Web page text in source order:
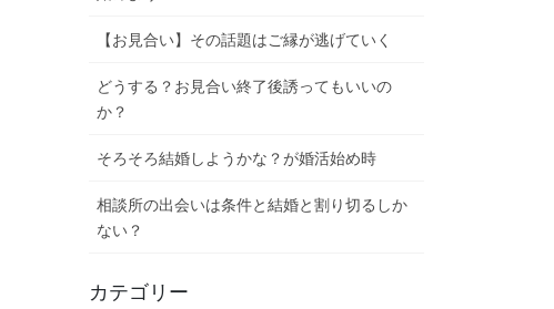
【お見合い】その話題はご縁が逃げていく
どうする？お見合い終了後誘ってもいいの
か？
そろそろ結婚しようかな？が婚活始め時
相談所の出会いは条件と結婚と割り切るしか
ない？
カテゴリー